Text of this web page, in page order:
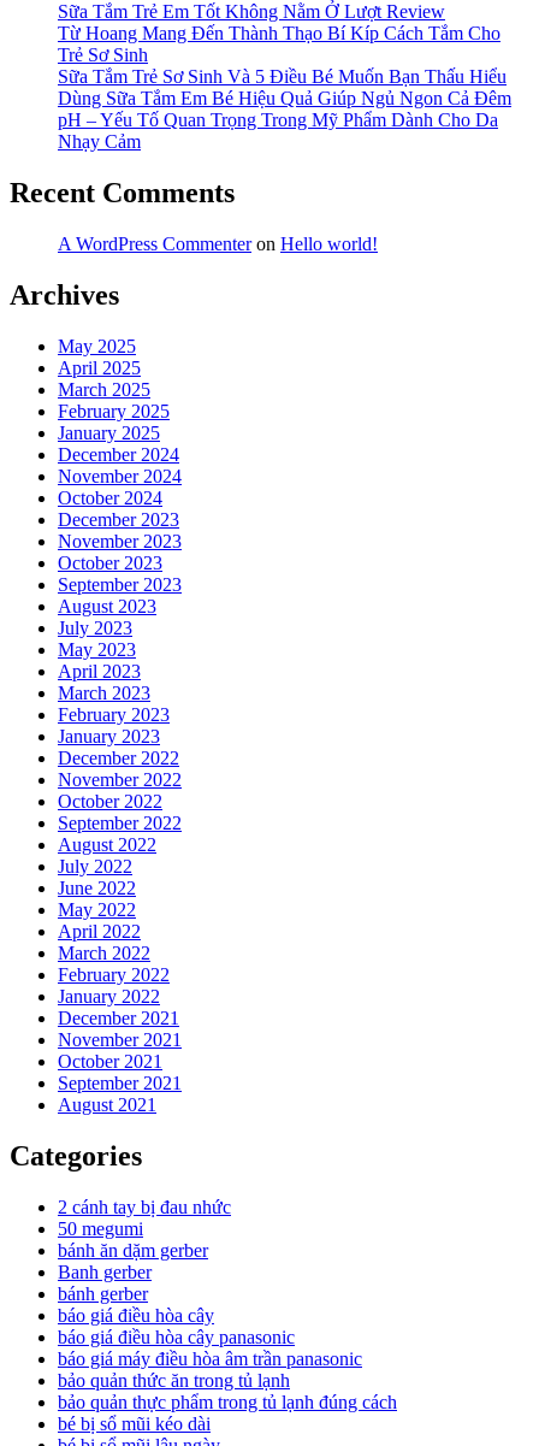
Sữa Tắm Trẻ Em Tốt Không Nằm Ở Lượt Review
Từ Hoang Mang Đến Thành Thạo Bí Kíp Cách Tắm Cho
Trẻ Sơ Sinh
Sữa Tắm Trẻ Sơ Sinh Và 5 Điều Bé Muốn Bạn Thấu Hiểu
Dùng Sữa Tắm Em Bé Hiệu Quả Giúp Ngủ Ngon Cả Đêm
pH – Yếu Tố Quan Trọng Trong Mỹ Phẩm Dành Cho Da
Nhạy Cảm
Recent Comments
A WordPress Commenteron Hello world!
Archives
May 2025
April 2025
March 2025
February 2025
January 2025
December 2024
November 2024
October 2024
December 2023
November 2023
October 2023
September 2023
August 2023
July 2023
May 2023
April 2023
March 2023
February 2023
January 2023
December 2022
November 2022
October 2022
September 2022
August 2022
July 2022
June 2022
May 2022
April 2022
March 2022
February 2022
January 2022
December 2021
November 2021
October 2021
September 2021
August 2021
Categories
2 cánh tay bị đau nhức
50 megumi
bánh ăn dặm gerber
Banh gerber
bánh gerber
báo giá điều hòa cây
báo giá điều hòa cây panasonic
báo giá máy điều hòa âm trần panasonic
bảo quản thức ăn trong tủ lạnh
bảo quản thực phẩm trong tủ lạnh đúng cách
bé bị sổ mũi kéo dài